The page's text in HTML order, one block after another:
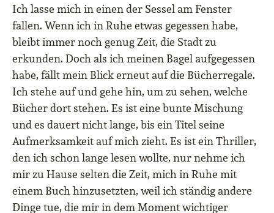
Ich lasse mich in einen der Sessel am Fenster
fallen. Wenn ich in Ruhe etwas gegessen habe,
bleibt immer noch genug Zeit, die Stadt zu
erkunden. Doch als ich meinen Bagel aufgegessen
habe, fällt mein Blick erneut auf die Bücherregale.
Ich stehe auf und gehe hin, um zu sehen, welche
Bücher dort stehen. Es ist eine bunte Mischung
und es dauert nicht lange, bis ein Titel seine
Aufmerksamkeit auf mich zieht. Es ist ein Thriller,
den ich schon lange lesen wollte, nur nehme ich
mir zu Hause selten die Zeit, mich in Ruhe mit
einem Buch hinzusetzten, weil ich ständig andere
Dinge tue, die mir in dem Moment wichtiger